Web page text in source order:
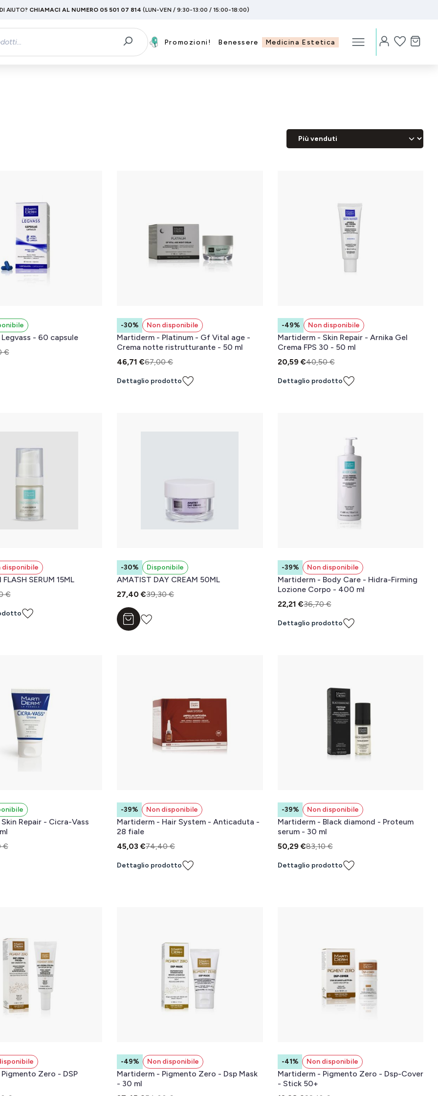
AIUTO? CHIAMACI AL NUMERO 05 501 07 814 (LUN-VEN / 9:30-13:00 / 15:00-18:00)
Promozioni! Benessere Medicina Estetica
- 60 capsule
€
-30% Non disponibile
Martiderm - Platinum - Gf Vital age -
Crema notte ristrutturante - 50 ml
46,71 €67,00 €
Dettaglio prodotto
-49% Non disponibile
Martiderm - Skin Repair - Arnika Gel
Crema FPS 30 - 50 ml
20,59 €40,50 €
Dettaglio prodotto
disponibile
SERUM 15ML
€
-30% Disponibile
AMATIST DAY CREAM 50ML
27,40 €39,30 €
Aggiungi al carrello
-39% Non disponibile
Martiderm - Body Care - Hidra-Firming
Lozione Corpo - 400 ml
22,21 €36,70 €
Dettaglio prodotto
Repair - Cicra-Vass
€
-39% Non disponibile
Martiderm - Hair System - Anticaduta -
28 fiale
45,03 €74,40 €
Dettaglio prodotto
-39% Non disponibile
Martiderm - Black diamond - Proteum
serum - 30 ml
50,29 €83,10 €
Dettaglio prodotto
Zero - DSP
-49% Non disponibile
Martiderm - Pigmento Zero - Dsp Mask
- 30 ml
-41% Non disponibile
Martiderm - Pigmento Zero - Dsp-Cover
- Stick 50+